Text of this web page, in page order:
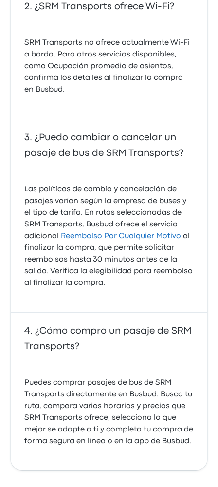
¿SRM Transports ofrece Wi-Fi?
SRM Transports no ofrece actualmente Wi-Fi
a bordo. Para otros servicios disponibles,
como Ocupación promedio de asientos,
confirma los detalles al finalizar la compra
en Busbud.
¿Puedo cambiar o cancelar un
pasaje de bus de SRM Transports?
Las políticas de cambio y cancelación de
pasajes varían según la empresa de buses y
el tipo de tarifa. En rutas seleccionadas de
SRM Transports, Busbud ofrece el servicio
adicional
Reembolso Por Cualquier Motivo al
finalizar la compra, que permite solicitar
reembolsos hasta 30 minutos antes de la
salida. Verifica la elegibilidad para reembolso
al finalizar la compra.
¿Cómo compro un pasaje de SRM
Transports?
Puedes comprar pasajes de bus de SRM
Transports directamente en Busbud. Busca tu
ruta, compara varios horarios y precios que
SRM Transports ofrece, selecciona lo que
mejor se adapte a ti y completa tu compra de
forma segura en línea o en la app de Busbud.